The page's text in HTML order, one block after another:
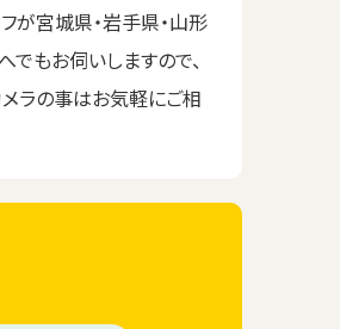
が宮城県・岩手県・山形
でもお伺いしますので、
ラの事はお気軽にご相